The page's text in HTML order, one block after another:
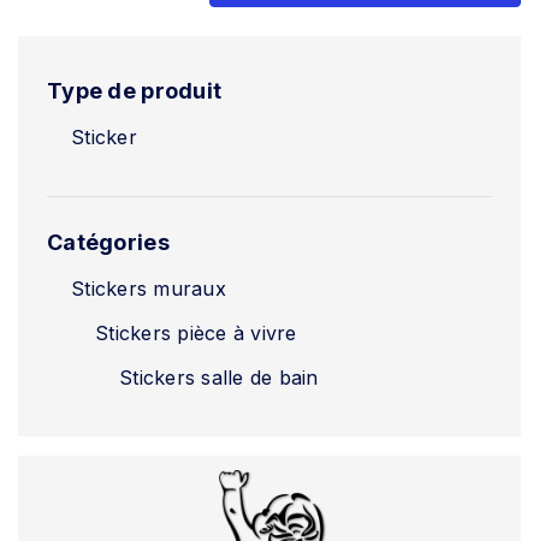
Type de produit
Sticker
Catégories
Stickers muraux
Stickers pièce à vivre
Stickers salle de bain